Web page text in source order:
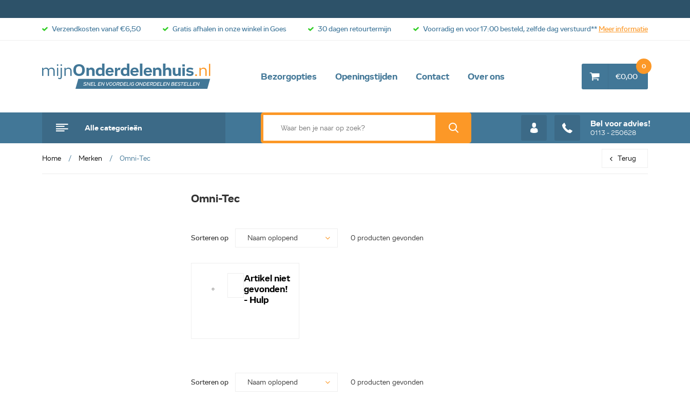
Bezorgopties Openingstijden Contact Over ons
Alle categorieën Bel voor advies!
0113 - 250628
€0,00
0
Verzendkosten vanaf €6,50 Gratis afhalen in onze winkel in Goes 30 dagen retourtermijn Voorradig en voor 17:00 besteld, zelfde dag verstuurd** Meer informatie
Home Merken Omni-Tec Terug
Omni-Tec
Sorteren op 0 producten gevonden
Artikel niet
gevonden!
- Hulp
Sorteren op 0 producten gevonden